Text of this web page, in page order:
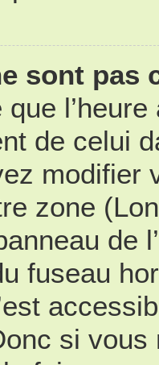
sont pas
de celui
modifier
zone
de
fuseau
si vous